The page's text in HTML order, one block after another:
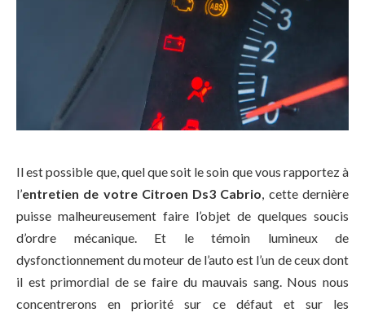
Il est possible que, quel que soit le soin que vous rapportez à
l’entretien de votre Citroen Ds3 Cabrio , cette dernière
puisse malheureusement faire l’objet de quelques soucis
d’ordre mécanique. Et le témoin lumineux de
dysfonctionnement du moteur de l’auto est l’un de ceux dont
il est primordial de se faire du mauvais sang. Nous nous
concentrerons en priorité sur ce défaut et sur les